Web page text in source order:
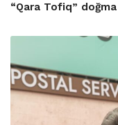
“Qara Tofiq”